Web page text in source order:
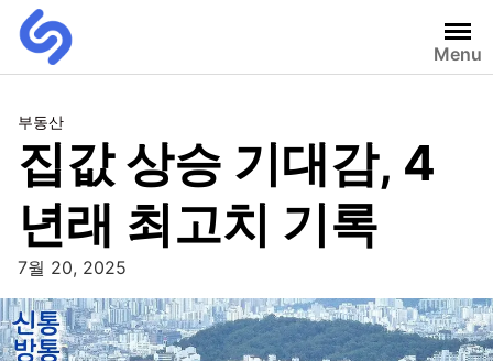
Menu
부동산
집값 상승 기대감, 4
년래 최고치 기록
7월 20, 2025